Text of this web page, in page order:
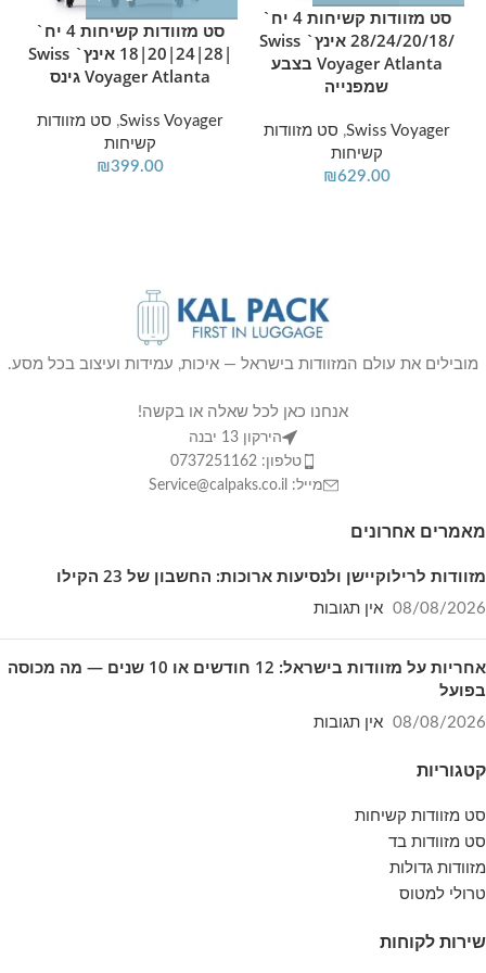
סט מזוודות קשיחות 4 יח`
/28/24/20/18 אינץ` Swiss
Voyager Atlanta בצבע
שמפנייה
Swiss Voyager
, סט מזוודות
קשיחות
₪629.00
סט מזוודות קשיחות 4 יח`
|28|24|20|18 אינץ` Swiss
Voyager Atlanta גינס
Swiss Voyager
, סט מזוודות
קשיחות
₪399.00
מובילים את עולם המזוודות בישראל — איכות, עמידות ועיצוב בכל מסע.
אנחנו כאן לכל שאלה או בקשה!
הירקון 13 יבנה
טלפון: 0737251162
מייל: Service@calpaks.co.il
מאמרים אחרונים
מזוודות לרילוקיישן ולנסיעות ארוכות: החשבון של 23 הקילו
08/08/2026 אין תגובות
אחריות על מזוודות בישראל: 12 חודשים או 10 שנים — מה מכוסה
בפועל
08/08/2026 אין תגובות
קטגוריות
סט מזוודות קשיחות
סט מזוודות בד
מזוודות גדולות
טרולי למטוס
שירות לקוחות